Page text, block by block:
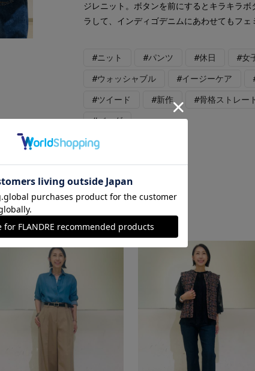
ジレニット。ボタンを前にするとキラキラ
ラして、インディゴデニムにあわせてもフェ
#ニット #パンツ #休日 #女
#ウォッシャブル #イージーケア
#ツイード #新作 #骨格ストレー
#バッグ